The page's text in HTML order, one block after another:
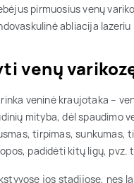
pirmuosius venų
abliacija
venų
veninė kraujotaka –
mityba, dėl spaudimo
tirpimas,
padidėti kitų ligų, pvz.
jos stadijose, nes